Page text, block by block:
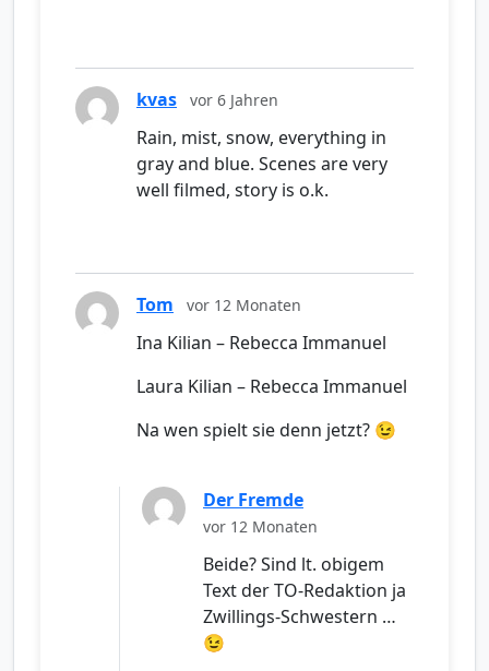
kvas vor 6 Jahren
Rain, mist, snow, everything in
gray and blue. Scenes are very
well filmed, story is o.k.
Tom vor 12 Monaten
Ina Kilian – Rebecca Immanuel
Laura Kilian – Rebecca Immanuel
Na wen spielt sie denn jetzt? 😉
Der Fremde
vor 12 Monaten
Beide? Sind lt. obigem
Text der TO-Redaktion ja
Zwillings-Schwestern …
😉